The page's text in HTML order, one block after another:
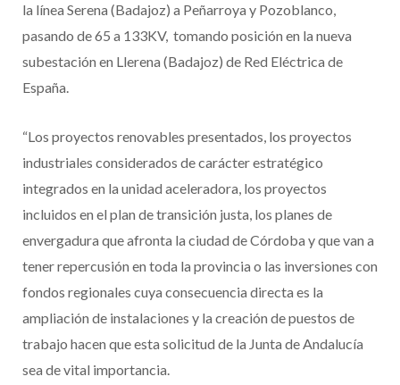
la línea Serena (Badajoz) a Peñarroya y Pozoblanco,
pasando de 65 a 133KV, tomando posición en la nueva
subestación en Llerena (Badajoz) de Red Eléctrica de
España.
“Los proyectos renovables presentados, los proyectos
industriales considerados de carácter estratégico
integrados en la unidad aceleradora, los proyectos
incluidos en el plan de transición justa, los planes de
envergadura que afronta la ciudad de Córdoba y que van a
tener repercusión en toda la provincia o las inversiones con
fondos regionales cuya consecuencia directa es la
ampliación de instalaciones y la creación de puestos de
trabajo hacen que esta solicitud de la Junta de Andalucía
sea de vital importancia.